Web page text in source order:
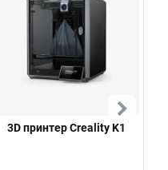
3D принтер Creality K1